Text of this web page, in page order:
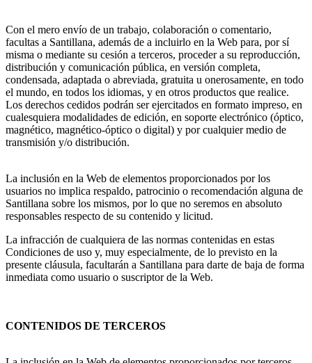
Con el mero envío de un trabajo, colaboración o comentario,
facultas a Santillana, además de a incluirlo en la Web para, por sí
misma o mediante su cesión a terceros, proceder a su reproducción,
distribución y comunicación pública, en versión completa,
condensada, adaptada o abreviada, gratuita u onerosamente, en todo
el mundo, en todos los idiomas, y en otros productos que realice.
Los derechos cedidos podrán ser ejercitados en formato impreso, en
cualesquiera modalidades de edición, en soporte electrónico (óptico,
magnético, magnético-óptico o digital) y por cualquier medio de
transmisión y/o distribución.
La inclusión en la Web de elementos proporcionados por los
usuarios no implica respaldo, patrocinio o recomendación alguna de
Santillana sobre los mismos, por lo que no seremos en absoluto
responsables respecto de su contenido y licitud.
La infracción de cualquiera de las normas contenidas en estas
Condiciones de uso y, muy especialmente, de lo previsto en la
presente cláusula, facultarán a Santillana para darte de baja de forma
inmediata como usuario o suscriptor de la Web.
CONTENIDOS DE TERCEROS